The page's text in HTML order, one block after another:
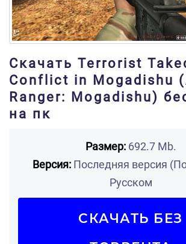
Скачать Terrorist
Conflict in Mogadishu
Ranger: Mogadishu)
на пк
Размер:692.7 Mb.
Версия:Последняя версия
Русском
СКАЧАТЬ БЕЗ